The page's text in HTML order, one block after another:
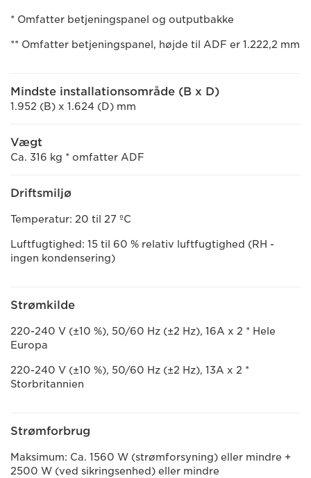
* Omfatter betjeningspanel og outputbakke
** Omfatter betjeningspanel, højde til ADF er 1.222,2 mm
Mindste installationsområde (B x D)
1.952 (B) x 1.624 (D) mm
Vægt
Ca. 316 kg * omfatter ADF
Driftsmiljø
Temperatur: 20 til 27 ºC
Luftfugtighed: 15 til 60 % relativ luftfugtighed (RH -
ingen kondensering)
Strømkilde
220-240 V (±10 %), 50/60 Hz (±2 Hz), 16A x 2 * Hele
Europa
220-240 V (±10 %), 50/60 Hz (±2 Hz), 13A x 2 *
Storbritannien
Strømforbrug
Maksimum: Ca. 1560 W (strømforsyning) eller mindre +
2500 W (ved sikringsenhed) eller mindre